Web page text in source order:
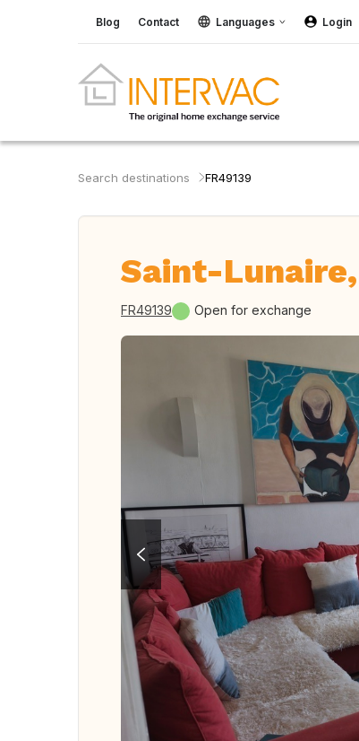
Blog Contact Languages Login
Search destinations FR49139
Saint-
FR49139 Open for exchange